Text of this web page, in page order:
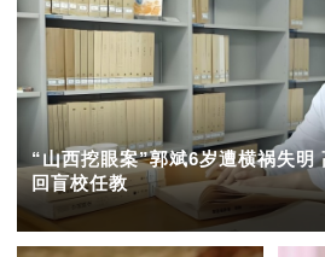
“山西挖眼案”郭斌6岁遭横祸失明
回盲校任教